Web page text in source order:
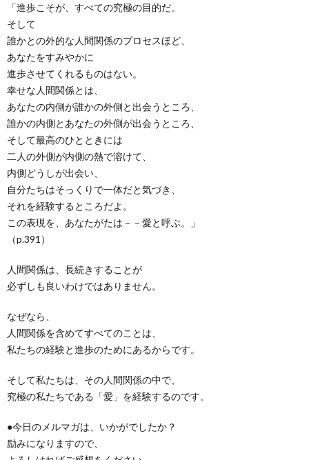
「進歩こそが、すべての究極の目的だ。
そして
誰かとの外的な人間関係のプロセスほど、
あなたをすみやかに
進歩させてくれるものはない。
幸せな人間関係とは、
あなたの内側が誰かの外側と出会うところ、
誰かの内側とあなたの外側が出会うところ、
そして最高のひとときには
二人の外側が内側の熱で溶けて、
内側どうしが出会い、
自分たちはそっくりで一体だと気づき、
それを経験するところだよ。
この表現を、あなたがたは－－愛と呼ぶ。」
（p.391）
人間関係は、長続きすることが
必ずしも良いわけではありません。
なぜなら、
人間関係を含めてすべてのことは、
私たちの経験と進歩のためにあるからです。
そして私たちは、その人間関係の中で、
究極の私たちである「愛」を経験するのです。
●今日のメルマガは、いかがでしたか？
励みになりますので、